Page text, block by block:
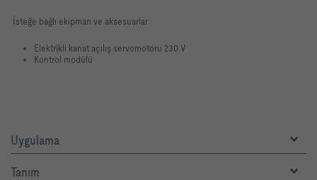
İsteğe bağlı ekipman ve aksesuarlar
Elektrikli kanat açılış servomotoru 230 V
Kontrol modülü
Uygulama
Tanım